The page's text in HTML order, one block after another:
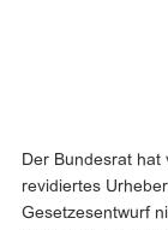
Der Bundesrat hat
revidiertes
Gesetzesentwurf